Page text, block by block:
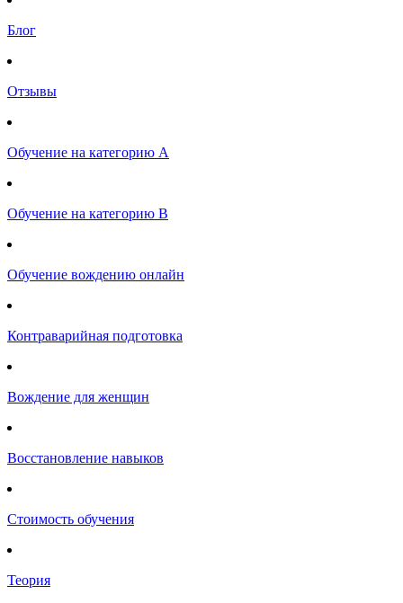
Блог
Отзывы
Обучение на категорию А
Обучение на категорию B
Обучение вождению онлайн
Контраварийная подготовка
Вождение для женщин
Восстановление навыков
Стоимость обучения
Теория